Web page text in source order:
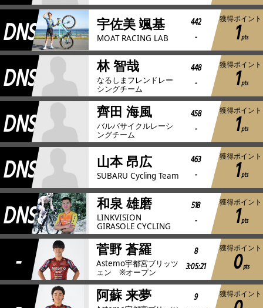
DNS 宇佐美 颯基
MOAT RACING LAB
442
-
獲得ポイント
1pts
DNS 林 智哉
なるしまフレンドレー
シングチーム
448
-
獲得ポイント
1pts
DNS 齊田 海風
バルバサイクルレーシ
ングチーム
458
-
獲得ポイント
1pts
DNS 山本 昂広
SUBARU Cycling Team
463
-
獲得ポイント
1pts
DNS 和泉 雄磨
LINKVISION
GIRASOLE CYCLING
518
-
獲得ポイント
1pts
- 菅野 蒼羅
Astemo宇都宮ブリッツ
ェン ※オープン
8
3:05:21
獲得ポイント
0 pts
阿蘇 来夢
9
獲得ポイント